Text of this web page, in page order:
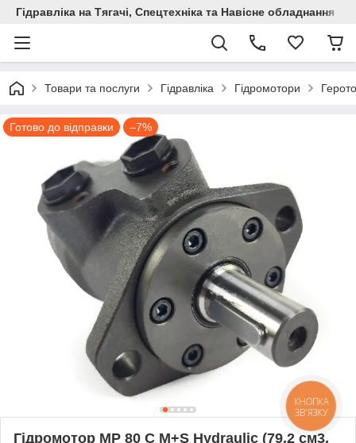
Гідравліка на Тягачі, Спецтехніка та Навісне обладнання
Товари та послуги Гідравліка Гідромотори
Готово до відправки –7%
Гідромотор MP 80 C M+S Hydraulic (79.2 см3,
КНОПКА
ЗВ'ЯЗКУ